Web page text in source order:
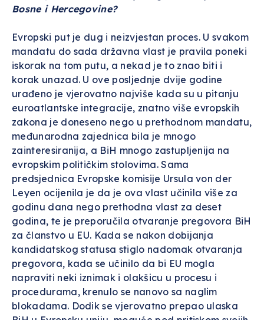
Bosne i Hercegovine?
Evropski put je dug i neizvjestan proces. U svakom
mandatu do sada državna vlast je pravila poneki
iskorak na tom putu, a nekad je to znao biti i
korak unazad. U ove posljednje dvije godine
urađeno je vjerovatno najviše kada su u pitanju
euroatlantske integracije, znatno više evropskih
zakona je doneseno nego u prethodnom mandatu,
međunarodna zajednica bila je mnogo
zainteresiranija, a BiH mnogo zastupljenija na
evropskim političkim stolovima. Sama
predsjednica Evropske komisije Ursula von der
Leyen ocijenila je da je ova vlast učinila više za
godinu dana nego prethodna vlast za deset
godina, te je preporučila otvaranje pregovora BiH
za članstvo u EU. Kada se nakon dobijanja
kandidatskog statusa stiglo nadomak otvaranja
pregovora, kada se učinilo da bi EU mogla
napraviti neki iznimak i olakšicu u procesu i
procedurama, krenulo se nanovo sa naglim
blokadama. Dodik se vjerovatno prepao ulaska